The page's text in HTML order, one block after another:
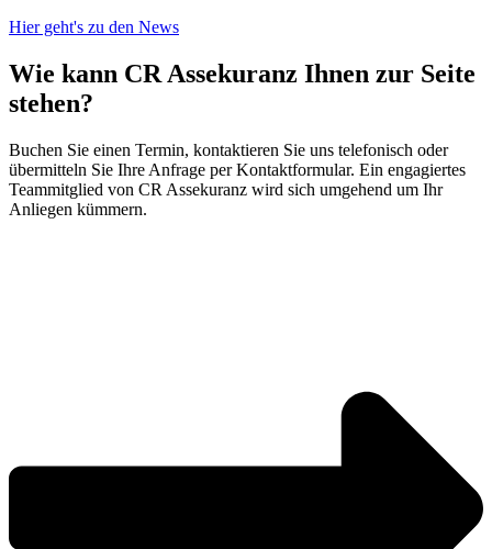
Hier geht's zu den News
Wie kann CR Assekuranz Ihnen zur Seite
stehen?
Buchen Sie einen Termin, kontaktieren Sie uns telefonisch oder
übermitteln Sie Ihre Anfrage per Kontaktformular. Ein engagiertes
Teammitglied von CR Assekuranz wird sich umgehend um Ihr
Anliegen kümmern.